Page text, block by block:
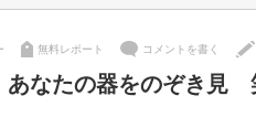
無料レポート コメントを書く
なたの器をのぞき見